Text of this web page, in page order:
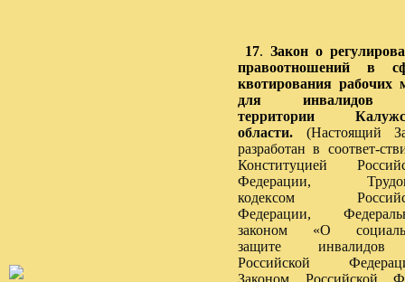
17. Закон о
правоотношений в
квотирования рабочих
для инвалидов
территории
области. (Настоящий
разработан в соответ-
Конституцией
Федерации,
кодексом
Федерации,
законом «О
защите
Российской
Законом Российской